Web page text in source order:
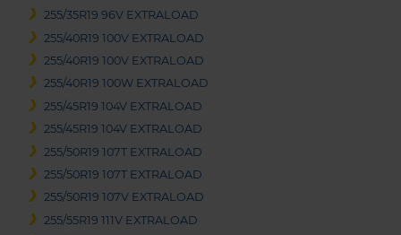
255/35R19 96V EXTRALOAD
255/40R19 100V EXTRALOAD
255/40R19 100V EXTRALOAD
255/40R19 100W EXTRALOAD
255/45R19 104V EXTRALOAD
255/45R19 104V EXTRALOAD
255/50R19 107T EXTRALOAD
255/50R19 107T EXTRALOAD
255/50R19 107V EXTRALOAD
255/55R19 111V EXTRALOAD